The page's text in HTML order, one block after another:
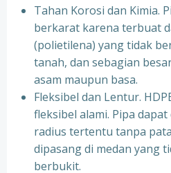
Tahan Korosi dan Kimia.
berkarat karena terbuat
(polietilena) yang tidak
tanah, dan sebagian
asam maupun basa.
Fleksibel dan Lentur.
fleksibel alami. Pipa
radius tertentu tanpa
dipasang di medan yang
berbukit.